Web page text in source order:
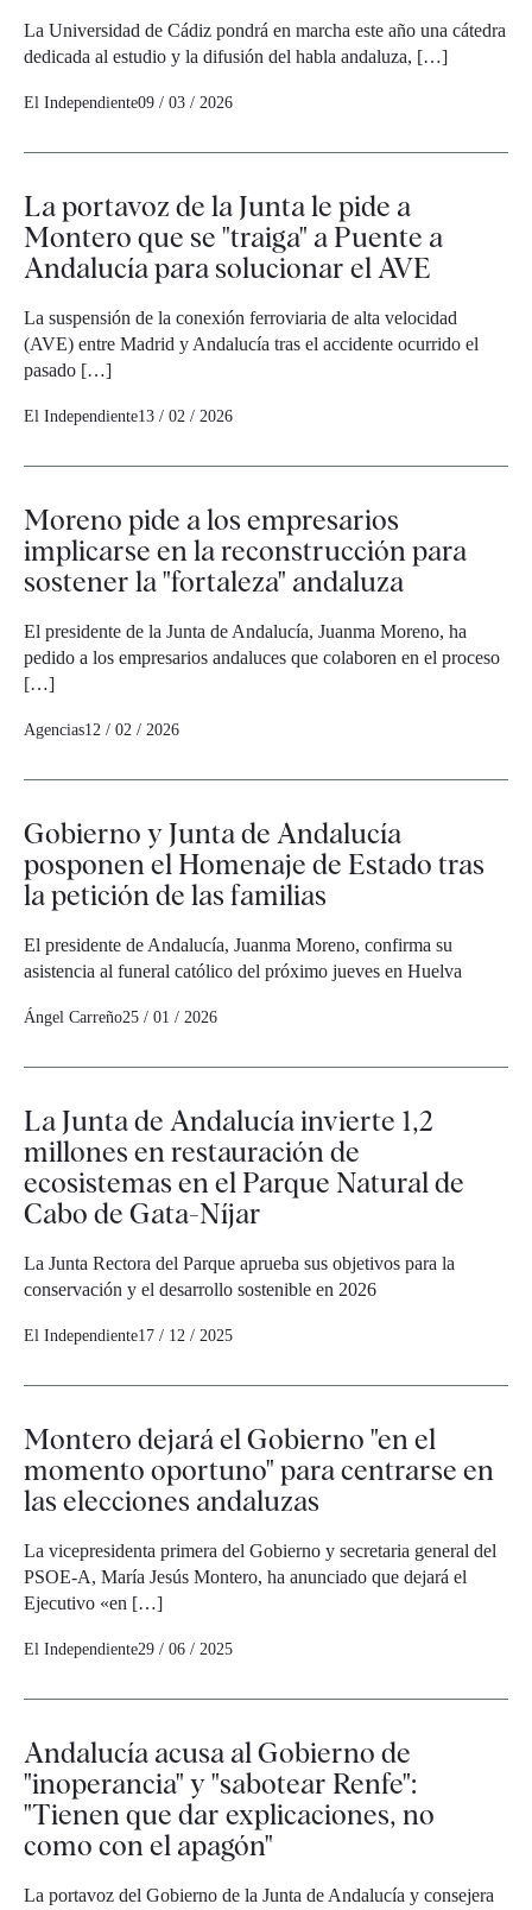
La Universidad de Cádiz pondrá en marcha este año una cátedra
dedicada al estudio y la difusión del habla andaluza, […]
El Independiente09 / 03 / 2026
La portavoz de la Junta le pide a
Montero que se "traiga" a Puente a
Andalucía para solucionar el AVE
La suspensión de la conexión ferroviaria de alta velocidad
(AVE) entre Madrid y Andalucía tras el accidente ocurrido el
pasado […]
El Independiente13 / 02 / 2026
Moreno pide a los empresarios
implicarse en la reconstrucción para
sostener la "fortaleza" andaluza
El presidente de la Junta de Andalucía, Juanma Moreno, ha
pedido a los empresarios andaluces que colaboren en el proceso
[…]
Agencias12 / 02 / 2026
Gobierno y Junta de Andalucía
posponen el Homenaje de Estado tras
la petición de las familias
El presidente de Andalucía, Juanma Moreno, confirma su
asistencia al funeral católico del próximo jueves en Huelva
Ángel Carreño25 / 01 / 2026
La Junta de Andalucía invierte 1,2
millones en restauración de
ecosistemas en el Parque Natural de
Cabo de Gata-Níjar
La Junta Rectora del Parque aprueba sus objetivos para la
conservación y el desarrollo sostenible en 2026
El Independiente17 / 12 / 2025
Montero dejará el Gobierno "en el
momento oportuno" para centrarse en
las elecciones andaluzas
La vicepresidenta primera del Gobierno y secretaria general del
PSOE-A, María Jesús Montero, ha anunciado que dejará el
Ejecutivo «en […]
El Independiente29 / 06 / 2025
Andalucía acusa al Gobierno de
"inoperancia" y "sabotear Renfe":
"Tienen que dar explicaciones, no
como con el apagón"
La portavoz del Gobierno de la Junta de Andalucía y consejera